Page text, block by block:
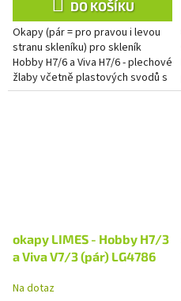
DO KOŠÍKU
Okapy (pár = pro pravou i levou
stranu skleníku) pro skleník
Hobby H7/6 a Viva H7/6 - plechové
žlaby včetně plastových svodů s
hadicemi o délce 1,5 m.
okapy LIMES - Hobby H7/3
a Viva V7/3 (pár) LG4786
Na dotaz